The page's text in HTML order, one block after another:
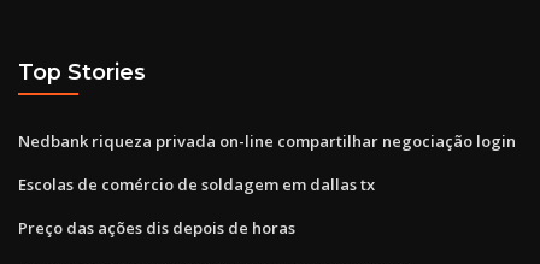
Top Stories
Nedbank riqueza privada on-line compartilhar negociação login
Escolas de comércio de soldagem em dallas tx
Preço das ações dis depois de horas